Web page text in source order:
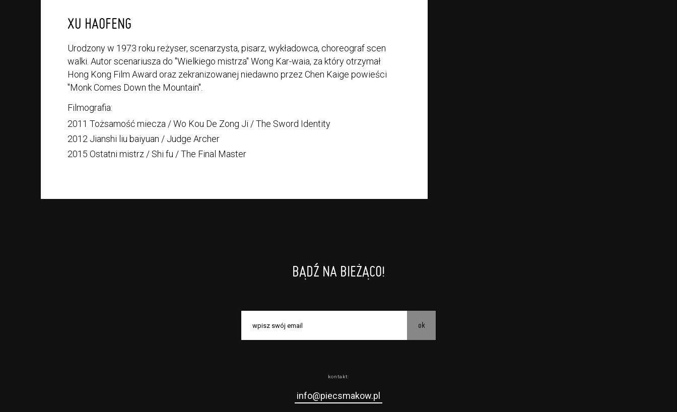
XU HAOFENG
Urodzony w 1973 roku reżyser, scenarzysta, pisarz, wykładowca, choreograf scen
walki. Autor scenariusza do "Wielkiego mistrza" Wong Kar-waia, za który otrzymał
Hong Kong Film Award oraz zekranizowanej niedawno przez Chen Kaige powieści
"Monk Comes Down the Mountain".
Filmografia:
2011 Tożsamość miecza / Wo Kou De Zong Ji / The Sword Identity
2012 Jianshi liu baiyuan / Judge Archer
2015 Ostatni mistrz / Shi fu / The Final Master
BĄDŹ NA BIEŻĄCO!
ok
kontakt:
info@piecsmakow.pl